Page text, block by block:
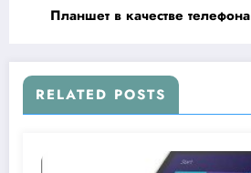
Планшет в качестве телефона
RELATED POSTS